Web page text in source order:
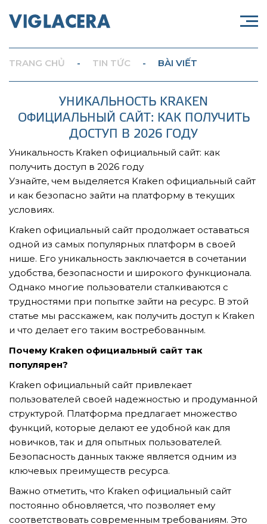
TẢI E-BROCHURE
TƯ VẤN MIỄN PHÍ VỀ SẢN PHẨM
Nghề nghiệp...
Thành phố...
TRANG CHỦ - TIN TỨC - BÀI VIẾT
УНИКАЛЬНОСТЬ KRAKEN
ОФИЦИАЛЬНЫЙ САЙТ: КАК ПОЛУЧИТЬ
ДОСТУП В 2026 ГОДУ
Уникальность Kraken официальный сайт: как
получить доступ в 2026 году
Узнайте, чем выделяется Kraken официальный сайт
и как безопасно зайти на платформу в текущих
условиях.
Kraken официальный сайт продолжает оставаться
одной из самых популярных платформ в своей
нише. Его уникальность заключается в сочетании
удобства, безопасности и широкого функционала.
Однако многие пользователи сталкиваются с
трудностями при попытке зайти на ресурс. В этой
статье мы расскажем, как получить доступ к Kraken
и что делает его таким востребованным.
Почему Kraken официальный сайт так
популярен?
Kraken официальный сайт привлекает
пользователей своей надежностью и продуманной
структурой. Платформа предлагает множество
функций, которые делают ее удобной как для
новичков, так и для опытных пользователей.
Безопасность данных также является одним из
ключевых преимуществ ресурса.
Важно отметить, что Kraken официальный сайт
постоянно обновляется, что позволяет ему
соответствовать современным требованиям. Это